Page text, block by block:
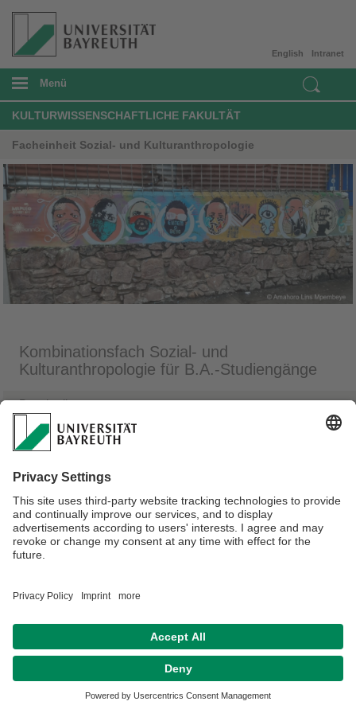
Intranet
English
Menü
KULTURWISSENSCHAFTLICHE FAKULTÄT
Facheinheit Sozial- und Kulturanthropologie
Kombinationsfach Sozial- und
Kulturanthropologie für B.A.-Studiengänge
Beschreibung
Studiengänge in denen Sozial- und Kulturanthropologie als
Kombinationsfach studiert werden kann
Dokumente und Links zum Kobinationsfach
Ansprechpartner
Verantwortlich für die Redaktion:Univ.Prof.Dr. Katharina Schramm
Impressum Hausordnung